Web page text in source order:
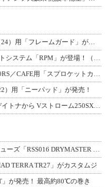
）用「ニーパッド」が発売！
TERRA TR27」がカスタムジ
」が発売！ 最高約80℃の巻き